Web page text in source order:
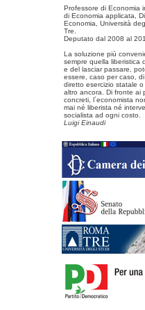
Professore di Economia
di Economia applicata,
Economia, Università
Tre.
Deputato dal 2008 al
La soluzione più
sempre quella liberistica
e del lasciar passare,
essere, caso per caso,
diretto esercizio statale
altro ancora. Di fronte ai
concreti, l´economista
mai né liberista né
socialista ad ogni costo.
Luigi Einaudi